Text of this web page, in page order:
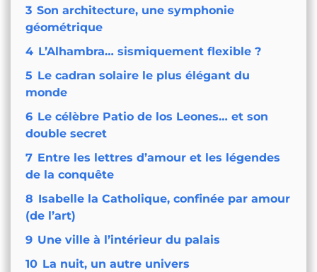
3 Son architecture, une symphonie
géométrique
4 L’Alhambra… sismiquement flexible ?
5 Le cadran solaire le plus élégant du
monde
6 Le célèbre Patio de los Leones… et son
double secret
7 Entre les lettres d’amour et les légendes
de la conquête
8 Isabelle la Catholique, confinée par amour
(de l’art)
9 Une ville à l’intérieur du palais
10 La nuit, un autre univers